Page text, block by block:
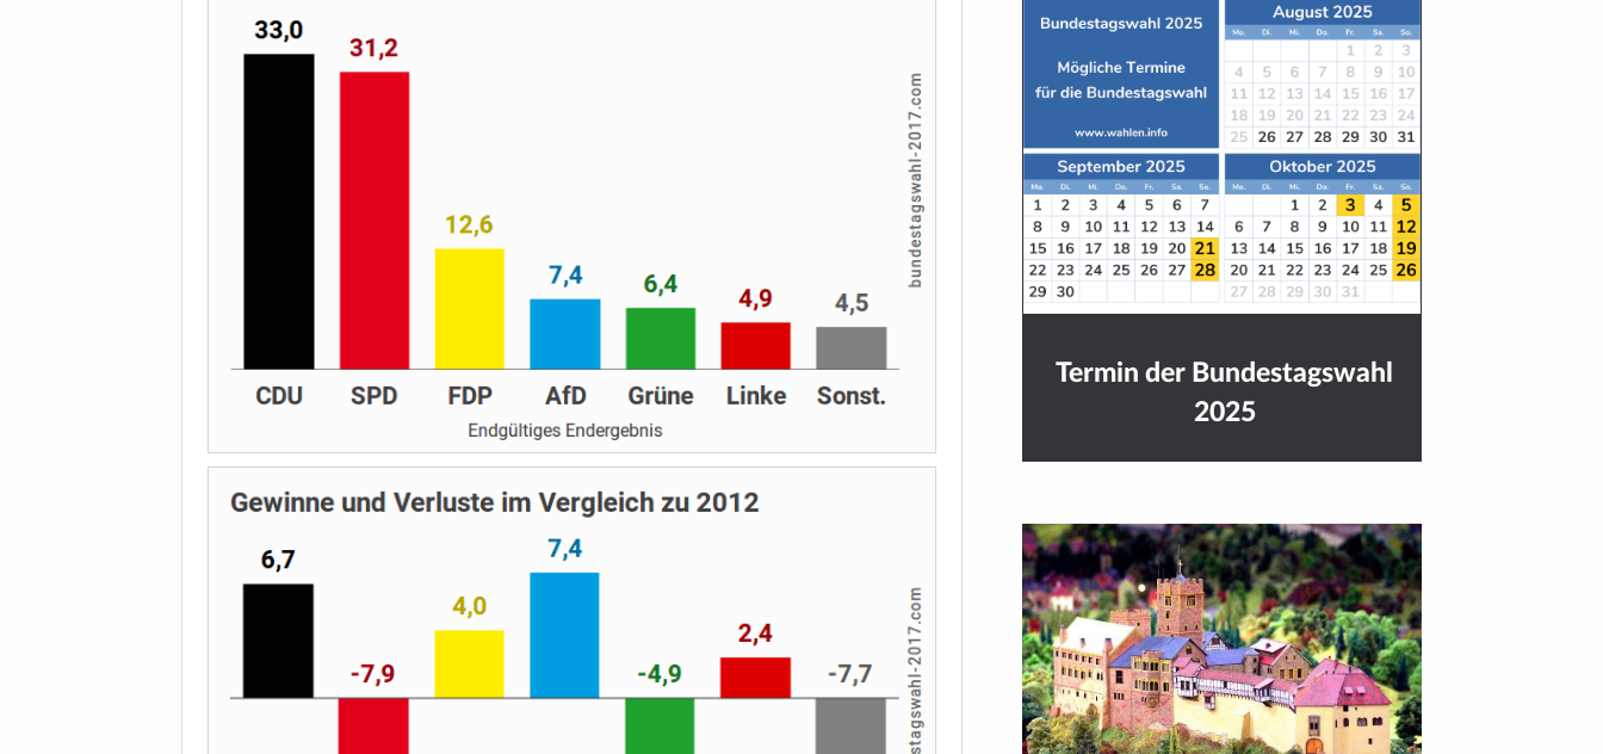
Termin der Bundestagswahl
2025